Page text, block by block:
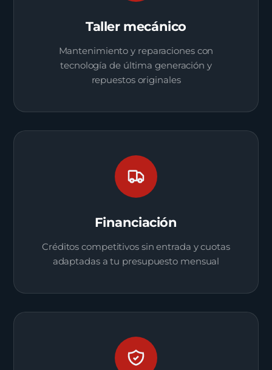
Taller mecánico
Mantenimiento y reparaciones con
tecnología de última generación y
repuestos originales
Financiación
Créditos competitivos sin entrada y cuotas
adaptadas a tu presupuesto mensual